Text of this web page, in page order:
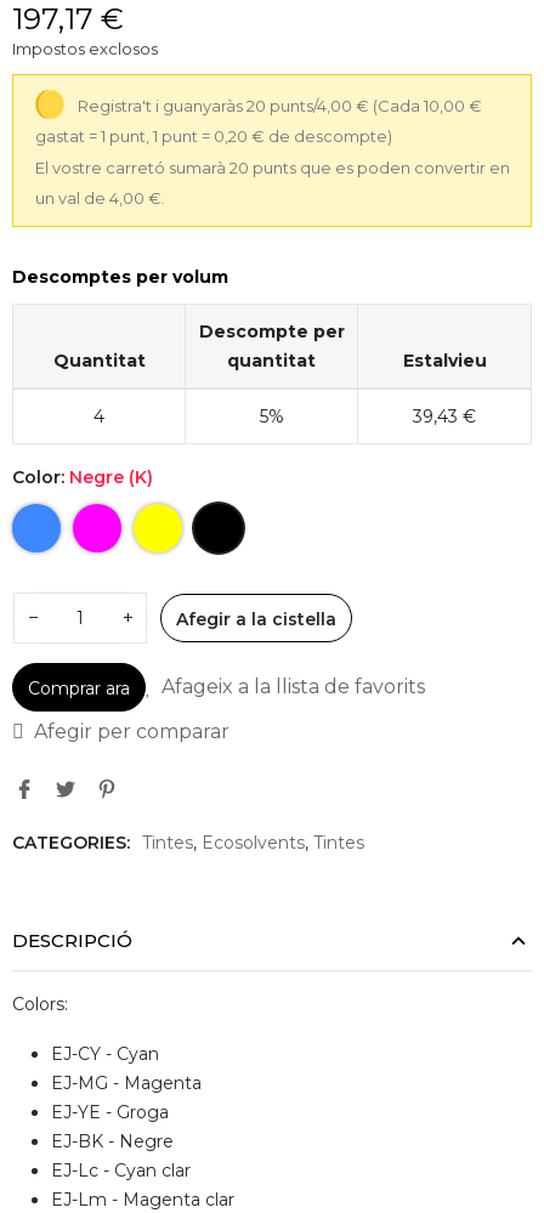
197,17 €
Impostos exclosos
Registra't i guanyaràs 20 punts/4,00 € (Cada 10,00 €
gastat = 1 punt, 1 punt = 0,20 € de descompte)
El vostre carretó sumarà 20 punts que es poden convertir en
un val de 4,00 €.
Descomptes per volum
Quantitat
Descompte per
quantitat
Estalvieu
4 5% 39,43 €
Color: Negre (K)
− + Afegir a la cistella
Comprar ara
Afageix a la llista de favorits
Afegir per comparar
CATEGORIES: Tintes, Ecosolvents, Tintes
DESCRIPCIÓ
Colors:
EJ-CY - Cyan
EJ-MG - Magenta
EJ-YE - Groga
EJ-BK - Negre
EJ-Lc - Cyan clar
EJ-Lm - Magenta clar